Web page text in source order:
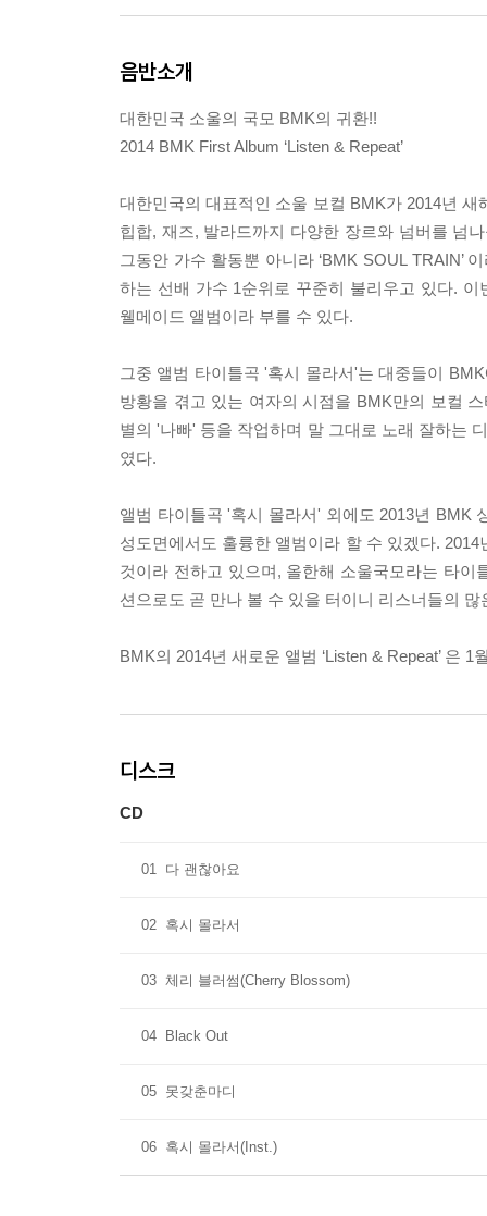
음반소개
대한민국 소울의 국모 BMK의 귀환!!
2014 BMK First Album ‘Listen & Repeat’
대한민국의 대표적인 소울 보컬 BMK가 2014년 새
힙합, 재즈, 발라드까지 다양한 장르와 넘버를 넘
그동안 가수 활동뿐 아니라 ‘BMK SOUL TRAIN’
하는 선배 가수 1순위로 꾸준히 불리우고 있다.
웰메이드 앨범이라 부를 수 있다.
그중 앨범 타이틀곡 '혹시 몰라서'는 대중들이
방황을 겪고 있는 여자의 시점을 BMK만의 보컬
별의 '나빠' 등을 작업하며 말 그대로 노래 잘하는
였다.
앨범 타이틀곡 '혹시 몰라서' 외에도 2013년 BMK
성도면에서도 훌륭한 앨범이라 할 수 있겠다.
것이라 전하고 있으며, 올한해 소울국모라는 타
션으로도 곧 만나 볼 수 있을 터이니 리스너들의
BMK의 2014년 새로운 앨범 ‘Listen & Repeat’ 은
디스크
CD
01 다 괜찮아요
02 혹시 몰라서
03 체리 블러썸(Cherry Blossom)
04 Black Out
05 못갖춘마디
06 혹시 몰라서(Inst.)